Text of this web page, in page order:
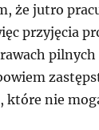
że jutro
przyjęcia
które nie